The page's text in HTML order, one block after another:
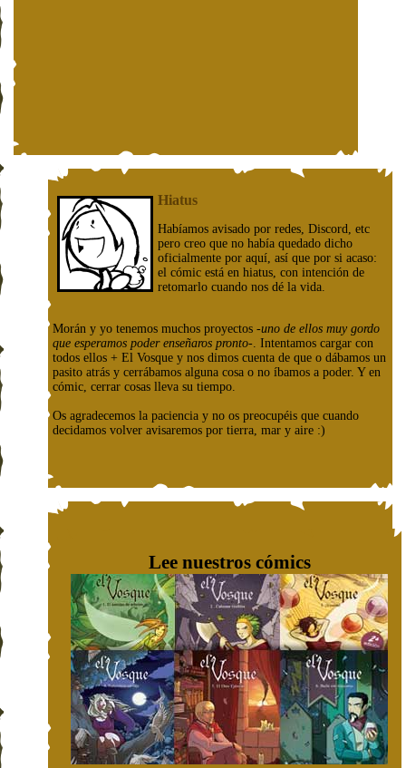
Hiatus
Habíamos avisado por redes, Discord, etc
pero creo que no había quedado dicho
oficialmente por aquí, así que por si acaso:
el cómic está en hiatus, con intención de
retomarlo cuando nos dé la vida.
Morán y yo tenemos muchos proyectos -uno de ellos muy gordo
que esperamos poder enseñaros pronto-. Intentamos cargar con
todos ellos + El Vosque y nos dimos cuenta de que o dábamos un
pasito atrás y cerrábamos alguna cosa o no íbamos a poder. Y en
cómic, cerrar cosas lleva su tiempo.
Os agradecemos la paciencia y no os preocupéis que cuando
decidamos volver avisaremos por tierra, mar y aire :)
Lee nuestros cómics